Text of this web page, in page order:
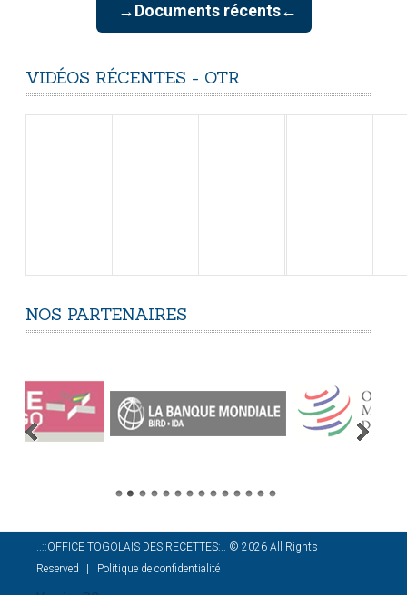
→Documents récents←
VIDÉOS RÉCENTES - OTR
NOS PARTENAIRES
..::OFFICE TOGOLAIS DES RECETTES:.. © 2026 All Rights
Reserved
Politique de confidentialité